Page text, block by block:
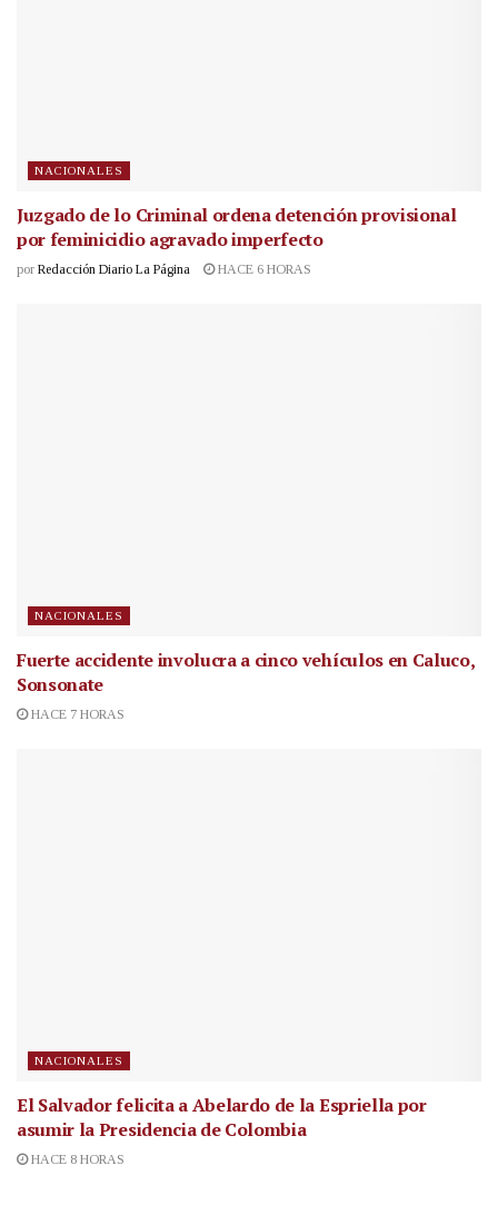
NACIONALES
Juzgado de lo Criminal ordena detención provisional
por feminicidio agravado imperfecto
por Redacción Diario La Página HACE 6 HORAS
NACIONALES
Fuerte accidente involucra a cinco vehículos en Caluco,
Sonsonate
HACE 7 HORAS
NACIONALES
El Salvador felicita a Abelardo de la Espriella por
asumir la Presidencia de Colombia
HACE 8 HORAS